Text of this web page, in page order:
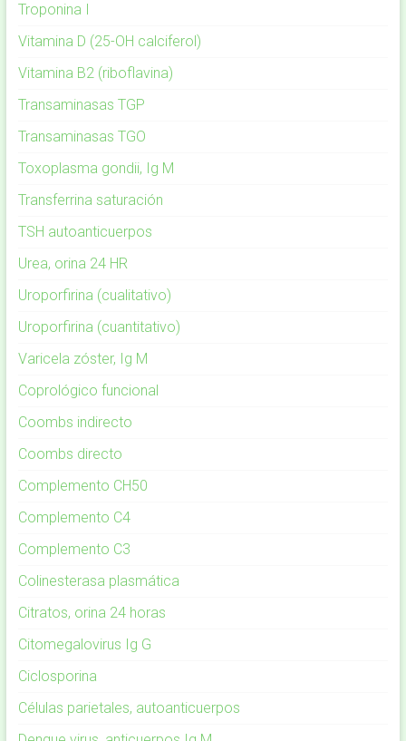
Troponina I
Vitamina D (25-OH calciferol)
Vitamina B2 (riboflavina)
Transaminasas TGP
Transaminasas TGO
Toxoplasma gondii, Ig M
Transferrina saturación
TSH autoanticuerpos
Urea, orina 24 HR
Uroporfirina (cualitativo)
Uroporfirina (cuantitativo)
Varicela zóster, Ig M
Coprológico funcional
Coombs indirecto
Coombs directo
Complemento CH50
Complemento C4
Complemento C3
Colinesterasa plasmática
Citratos, orina 24 horas
Citomegalovirus Ig G
Ciclosporina
Células parietales, autoanticuerpos